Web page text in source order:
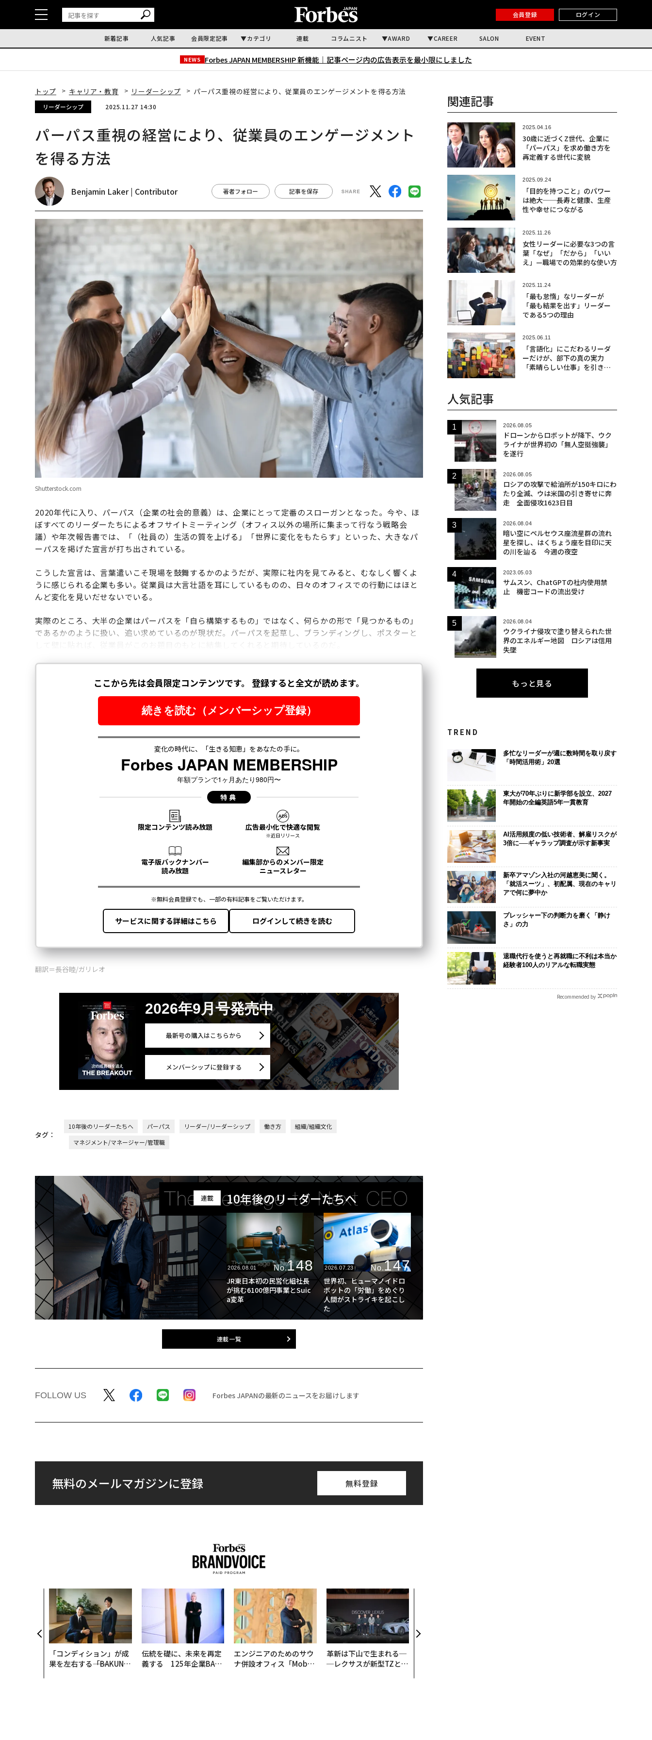
会員登録 ログイン
新着記事 人気記事 会員限定記事 カテゴリ 連載 コラムニスト AWARD CAREER SALON EVENT
NEWS Forbes JAPAN MEMBERSHIP 新機能｜ 記事ページ内の広告表示を最小限にしました
トップ キャリア・教育 リーダーシップ パーパス重視の経営により、従業員のエンゲージメントを得る方法
リーダーシップ 2025.11.27 14:30
パーパス重視の経営により、従業員のエンゲージメント
を得る方法
Benjamin Laker | Contributor 著者フォロー 記事を保存
Shutterstock.com
2020年代に入り、パーパス（企業の社会的意義）は、企業にとって定番のスローガンとなった。今や、ほ
ぼすべてのリーダーたちによるオフサイトミーティング（オフィス以外の場所に集まって行なう戦略会
議）や年次報告書では、「（社員の）生活の質を上げる」「世界に変化をもたらす」といった、大きなパ
ーパスを掲げた宣言が打ち出されている。
こうした宣言は、言葉遣いこそ現場を鼓舞するかのようだが、実際に社内を見てみると、むなしく響くよ
うに感じられる企業も多い。従業員は大言壮語を耳にしているものの、日々のオフィスでの行動にはほと
んど変化を見いだせないでいる。
実際のところ、大半の企業はパーパスを「自ら構築するもの」ではなく、何らかの形で「見つかるもの」
であるかのように扱い、追い求めているのが現状だ。パーパスを起草し、ブランディングし、ポスターと
翻訳＝長谷睦/ガリレオ
2026年9月号発売中
最新号の購入はこちらから
メンバーシップに登録する
タグ：
10年後のリーダーたちへ パーパス リーダー/リーダーシップ 働き方
組織/組織文化
マネジメント/マネージャー/管理職
連載 10年後のリーダーたちへ
2026.08.01 No.148
JR東日本初の民営化組社長
が挑む6100億円事業とSuic
a変革
2026.07.23 No.147
世界初、ヒューマノイドロ
ボットの「労働」をめぐり
人間がストライキを起こし
た
連載一覧
FOLLOW US Forbes JAPANの最新のニュースをお届けします
無料のメールマガジンに登録 無料登録
「コンディション」が成
果を左右する――「BAKUN
伝統を礎に、未来を再定
義する 125年企業BAT
エンジニアのためのサウ
ナ併設オフィス「Mobiu
革新は下山で生まれる─
─レクサスが新型TZとE
ションの10年
関連記事
2025.04.16
30歳に近づくZ世代、企業に
「パーパス」を求め働き方を
再定義する世代に変貌
2025.09.24
「目的を持つこと」のパワー
は絶大──長寿と健康、生産
性や幸せにつながる
2025.11.26
女性リーダーに必要な3つの言
葉「なぜ」「だから」「いい
え」—職場での効果的な使い方
2025.11.24
「最も怠惰」なリーダーが
「最も結果を出す」リーダー
である5つの理由
2025.06.11
「言語化」にこだわるリーダ
ーだけが、部下の真の実力
「素晴らしい仕事」を引き出
人気記事
2026.08.05
ドローンからロボットが降下、ウク
ライナが世界初の「無人空挺強襲」
を遂行
2026.08.05
ロシアの攻撃で給油所が150キロにわ
たり全滅、ウは米国の引き寄せに奔
走 全面侵攻1623日目
2026.08.04
暗い空にペルセウス座流星群の流れ
星を探し、はくちょう座を目印に天
の川を辿る 今週の夜空
2023.05.03
サムスン、ChatGPTの社内使用禁
止 機密コードの流出受け
2026.08.04
ウクライナ侵攻で塗り替えられた世
界のエネルギー地図 ロシアは信用
失墜
もっと見る
TREND
多忙なリーダーが週に数時間を取り戻す
「時間活用術」20選
東大が70年ぶりに新学部を設立、2027
年開始の全編英語5年一貫教育
AI活用頻度の低い技術者、解雇リスクが
3倍に──ギャラップ調査が示す新事実
新卒アマゾン入社の河越恵美に聞く。
「就活スーツ」、初配属、現在のキャリ
アで何に夢中か
プレッシャー下の判断力を磨く「静け
さ」の力
退職代行を使うと再就職に不利は本当か
経験者100人のリアルな転職実態
Recommended by